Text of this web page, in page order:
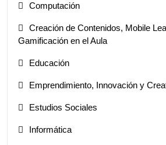
Computación
Creación de Contenidos, Mobile
Gamificación en el Aula
Educación
Emprendimiento, Innovación y
Estudios Sociales
Informática